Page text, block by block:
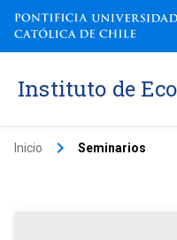
Instituto de
Inicio keyboard_arrow_right Seminarios